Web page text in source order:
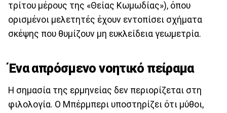
τρίτου μέρους της «Θείας Κωμωδίας»), όπου
ορισμένοι μελετητές έχουν εντοπίσει σχήματα
σκέψης που θυμίζουν μη ευκλείδεια γεωμετρία.
Ένα απρόσμενο νοητικό πείραμα
Η σημασία της ερμηνείας δεν περιορίζεται στη
φιλολογία. Ο Μπέρμπερι υποστηρίζει ότι μύθοι,